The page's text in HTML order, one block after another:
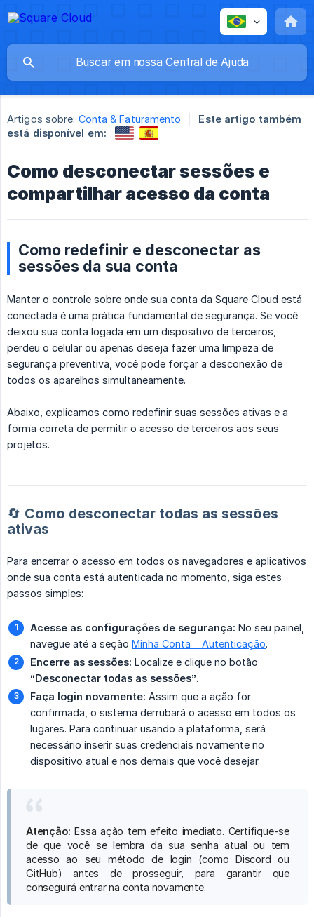
Artigos sobre: Conta & Faturamento
Este artigo também
está disponível em:
Como desconectar sessões e
compartilhar acesso da conta
Como redefinir e desconectar as
sessões da sua conta
Manter o controle sobre onde sua conta da Square Cloud está
conectada é uma prática fundamental de segurança. Se você
deixou sua conta logada em um dispositivo de terceiros,
perdeu o celular ou apenas deseja fazer uma limpeza de
segurança preventiva, você pode forçar a desconexão de
todos os aparelhos simultaneamente.
Abaixo, explicamos como redefinir suas sessões ativas e a
forma correta de permitir o acesso de terceiros aos seus
projetos.
🔄 Como desconectar todas as sessões
ativas
Para encerrar o acesso em todos os navegadores e aplicativos
onde sua conta está autenticada no momento, siga estes
passos simples:
Acesse as configurações de segurança: No seu painel,
navegue até a seção Minha Conta – Autenticação.
Encerre as sessões: Localize e clique no botão
“Desconectar todas as sessões”.
Faça login novamente: Assim que a ação for
confirmada, o sistema derrubará o acesso em todos os
lugares. Para continuar usando a plataforma, será
necessário inserir suas credenciais novamente no
dispositivo atual e nos demais que você desejar.
Atenção: Essa ação tem efeito imediato. Certifique-se
de que você se lembra da sua senha atual ou tem
acesso ao seu método de login (como Discord ou
GitHub) antes de prosseguir, para garantir que
conseguirá entrar na conta novamente.